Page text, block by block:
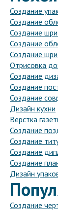
Создание
Создание
Создание
Создание
Создание
Отрисовка
Создание
Создание
Создание
Дизайн кухни
Верстка
Создание
Создание
Создание
Создание
Дизайн
Создание